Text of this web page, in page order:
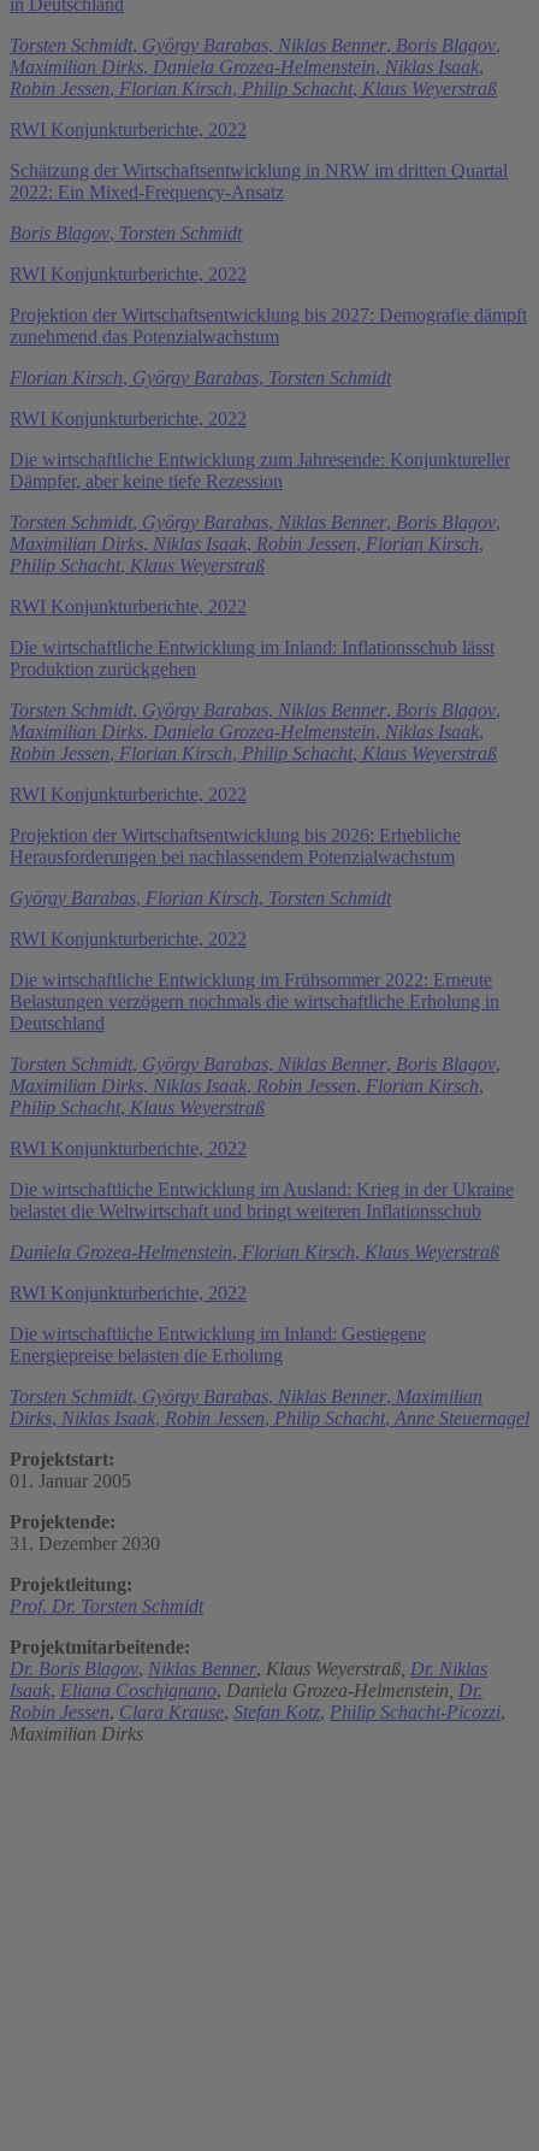
in Deutschland
Torsten Schmidt, György Barabas, Niklas Benner, Boris Blagov,
Maximilian Dirks, Daniela Grozea-Helmenstein, Niklas Isaak,
Robin Jessen, Florian Kirsch, Philip Schacht, Klaus Weyerstraß
RWI Konjunkturberichte, 2022
Schätzung der Wirtschaftsentwicklung in NRW im dritten Quartal
2022: Ein Mixed-Frequency-Ansatz
Boris Blagov, Torsten Schmidt
RWI Konjunkturberichte, 2022
Projektion der Wirtschaftsentwicklung bis 2027: Demografie dämpft
zunehmend das Potenzialwachstum
Florian Kirsch, György Barabas, Torsten Schmidt
RWI Konjunkturberichte, 2022
Die wirtschaftliche Entwicklung zum Jahresende: Konjunktureller
Dämpfer, aber keine tiefe Rezession
Torsten Schmidt, György Barabas, Niklas Benner, Boris Blagov,
Maximilian Dirks, Niklas Isaak, Robin Jessen, Florian Kirsch,
Philip Schacht, Klaus Weyerstraß
RWI Konjunkturberichte, 2022
Die wirtschaftliche Entwicklung im Inland: Inflationsschub lässt
Produktion zurückgehen
Torsten Schmidt, György Barabas, Niklas Benner, Boris Blagov,
Maximilian Dirks, Daniela Grozea-Helmenstein, Niklas Isaak,
Robin Jessen, Florian Kirsch, Philip Schacht, Klaus Weyerstraß
RWI Konjunkturberichte, 2022
Projektion der Wirtschaftsentwicklung bis 2026: Erhebliche
Herausforderungen bei nachlassendem Potenzialwachstum
György Barabas, Florian Kirsch, Torsten Schmidt
RWI Konjunkturberichte, 2022
Die wirtschaftliche Entwicklung im Frühsommer 2022: Erneute
Belastungen verzögern nochmals die wirtschaftliche Erholung in
Deutschland
Torsten Schmidt, György Barabas, Niklas Benner, Boris Blagov,
Maximilian Dirks, Niklas Isaak, Robin Jessen, Florian Kirsch,
Philip Schacht, Klaus Weyerstraß
RWI Konjunkturberichte, 2022
Die wirtschaftliche Entwicklung im Ausland: Krieg in der Ukraine
belastet die Weltwirtschaft und bringt weiteren Inflationsschub
Daniela Grozea-Helmenstein, Florian Kirsch, Klaus Weyerstraß
RWI Konjunkturberichte, 2022
Die wirtschaftliche Entwicklung im Inland: Gestiegene
Energiepreise belasten die Erholung
Torsten Schmidt, György Barabas, Niklas Benner, Maximilian
Dirks, Niklas Isaak, Robin Jessen, Philip Schacht, Anne Steuernagel
Projektstart:
01. Januar 2005
Projektende:
31. Dezember 2030
Projektleitung:
Prof. Dr. Torsten Schmidt
Projektmitarbeitende:
Dr. Boris Blagov, Niklas Benner, Klaus Weyerstraß, Dr. Niklas
Isaak, Eliana Coschignano, Daniela Grozea-Helmenstein, Dr.
Robin Jessen, Clara Krause, Stefan Kotz, Philip Schacht-Picozzi,
Maximilian Dirks